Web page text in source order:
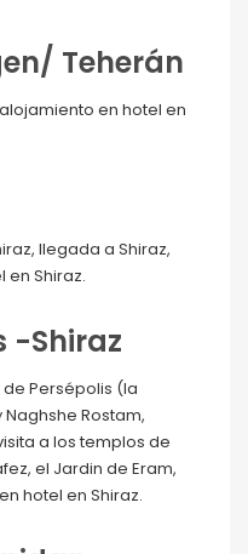
Teherán
en hotel en
llegada a Shiraz,
Shiraz.
-Shiraz
Persépolis (la
Rostam,
a los templos de
el Jardin de Eram,
hotel en Shiraz.